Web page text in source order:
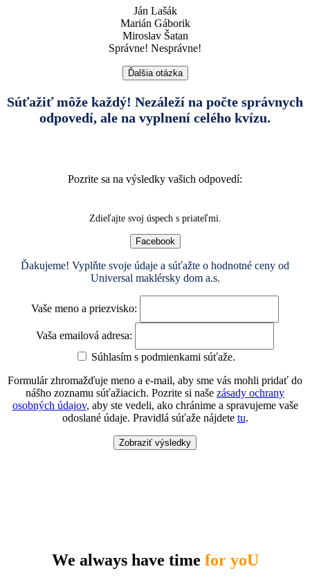
Ján Lašák
Marián Gáborik
Miroslav Šatan
Správne! Nesprávne!
Ďalšia otázka
Súťažiť môže každý! Nezáleží na počte správnych
odpovedí, ale na vyplnení celého kvízu.
Pozrite sa na výsledky vašich odpovedí:
Zdieľajte svoj úspech s priateľmi.
Facebook
Ďakujeme! Vyplňte svoje údaje a súťažte o hodnotné ceny od
Universal maklérsky dom a.s.
Vaše meno a priezvisko:
Vaša emailová adresa:
Súhlasím s podmienkami súťaže.
Formulár zhromažďuje meno a e-mail, aby sme vás mohli pridať do
nášho zoznamu súťažiacich. Pozrite si naše zásady ochrany
osobných údajov, aby ste vedeli, ako chránime a spravujeme vaše
odoslané údaje. Pravidlá súťaže nájdete tu.
Zobraziť výsledky
We always have time for yoU